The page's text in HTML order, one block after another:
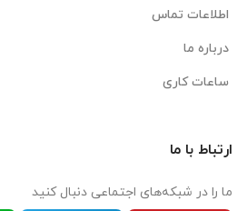
اطلاعات تماس
درباره ما
ساعات کاری
ارتباط با ما
ما را در شبکه‌های اجتماعی دنبال کنید